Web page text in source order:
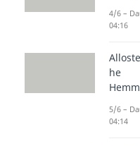
4/6 –
04:16
he
5/6 –
04:14